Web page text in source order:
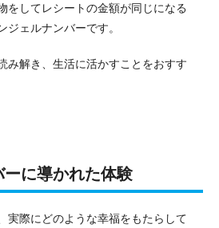
をしてレシートの金額が同じになる
ジェルナンバーです。
み解き、生活に活かすことをおすす
に導かれた体験
実際にどのような幸福をもたらして